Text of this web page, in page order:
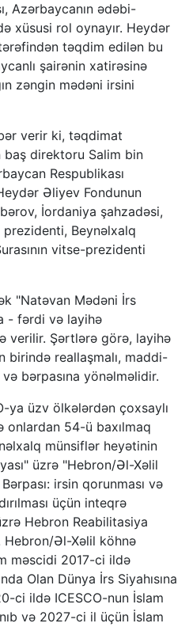
Azərbaycanın ədəbi-
xüsusi rol oynayır. Heydər
təqdim edilən bu
şairənin xatirəsinə
zəngin mədəni irsini
verir ki, təqdimat
baş direktoru Salim bin
Respublikası
Əliyev Fondunun
İordaniya şahzadəsi,
prezidenti, Beynəlxalq
vitse-prezidenti
"Natəvan Mədəni İrs
- fərdi və layihə
verilir. Şərtlərə görə, layihə
birində reallaşmalı, maddi-
bərpasına yönəlməlidir.
ya üzv ölkələrdən çoxsaylı
54-ü baxılmaq
münsiflər heyətinin
üzrə "Hebron/Əl-Xəlil
irsin qorunması və
üçün inteqrə
Hebron Reabilitasiya
Hebron/Əl-Xəlil köhnə
məscidi 2017-ci ildə
Olan Dünya İrs Siyahısına
ci ildə ICESCO-nun İslam
və 2027-ci il üçün İslam